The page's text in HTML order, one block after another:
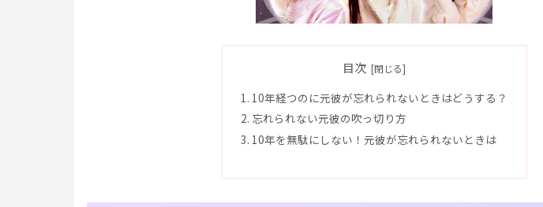
目次
10年経つのに元彼が忘れられないときはどうする？
忘れられない元彼の吹っ切り方
10年を無駄にしない！元彼が忘れられないときは